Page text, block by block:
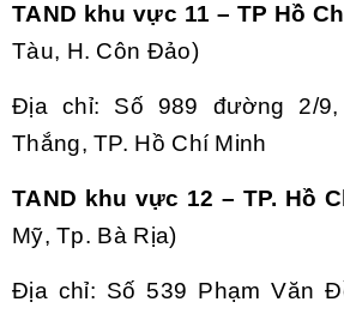
TAND khu vực 11 – TP Hồ
Tàu, H. Côn Đảo)
Địa chỉ: Số 989 đường 2/
Thắng, TP. Hồ Chí Minh
TAND khu vực 12 – TP. Hồ
Mỹ, Tp. Bà Rịa)
Địa chỉ: Số 539 Phạm Văn